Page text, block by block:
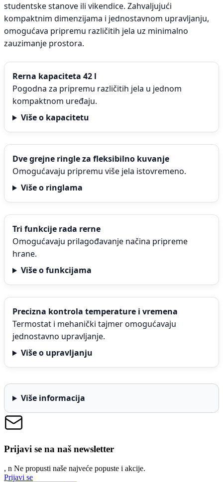
studentske stanove ili vikendice. Zahvaljujući
kompaktnim dimenzijama i jednostavnom upravljanju,
omogućava pripremu različitih jela uz minimalno
zauzimanje prostora.
Rerna kapaciteta 42 l
Pogodna za pripremu različitih jela u jednom
kompaktnom uređaju.
Više o kapacitetu
Dve grejne ringle za fleksibilno kuvanje
Omogućavaju pripremu više jela istovremeno.
Više o ringlama
Tri funkcije rada rerne
Omogućavaju prilagođavanje načina pripreme
hrane.
Više o funkcijama
Precizna kontrola temperature i vremena
Termostat i mehanički tajmer omogućavaju
jednostavno upravljanje.
Više o upravljanju
Više informacija
Prijavi se na naš newsletter
, n Ne propusti naše najveće popuste i akcije.
Prijavi se